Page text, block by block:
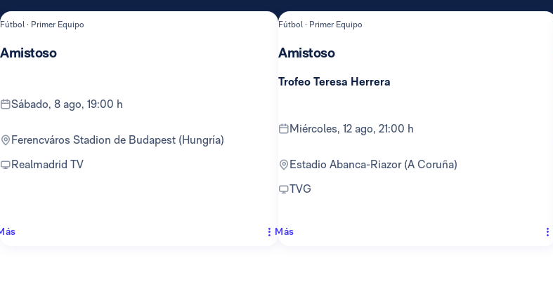
Fútbol · Primer Equipo
Amistoso
sábado, 8 ago, 19:00 h
Ferencváros Stadion de Budapest (Hungría)
Realmadrid TV
Fútbol · Primer Equipo
Amistoso
Trofeo Teresa Herrera
miércoles, 12 ago, 21:00 h
Estadio Abanca-Riazor (A Coruña)
TVG
Más